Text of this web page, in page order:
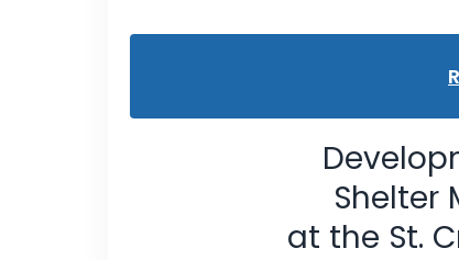
Shelter
at the St.